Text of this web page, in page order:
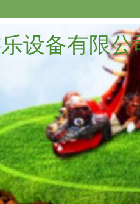
设备有限公